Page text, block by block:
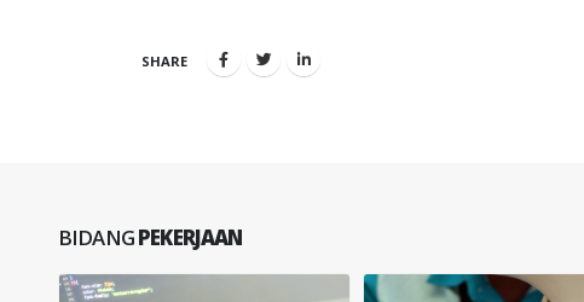
SHARE
BIDANGPEKERJAAN